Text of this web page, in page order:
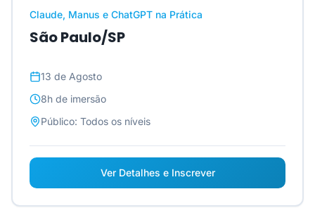
Claude, Manus e ChatGPT na Prática
São Paulo/SP
13 de Agosto
8h de imersão
Público: Todos os níveis
Ver Detalhes e Inscrever